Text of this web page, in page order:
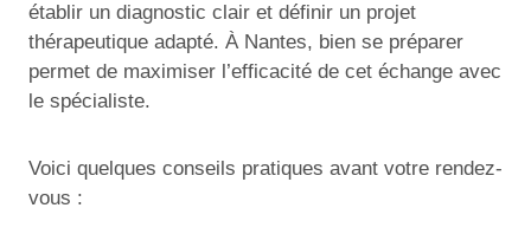
établir un diagnostic clair et définir un projet
thérapeutique adapté. À Nantes, bien se préparer
permet de maximiser l’efficacité de cet échange avec
le spécialiste.
Voici quelques conseils pratiques avant votre rendez-
vous :